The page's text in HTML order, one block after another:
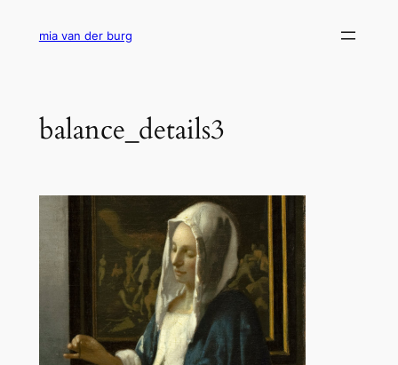
mia van der burg
balance_details3